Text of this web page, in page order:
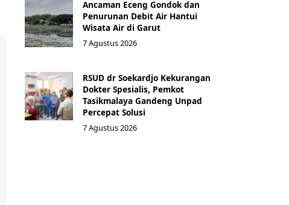
Ancaman Eceng Gondok dan
Penurunan Debit Air Hantui
Wisata Air di Garut
7 Agustus 2026
RSUD dr Soekardjo Kekurangan
Dokter Spesialis, Pemkot
Tasikmalaya Gandeng Unpad
Percepat Solusi
7 Agustus 2026